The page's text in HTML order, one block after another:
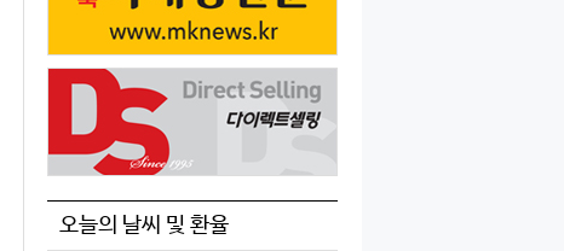
오늘의 날씨 및 환율